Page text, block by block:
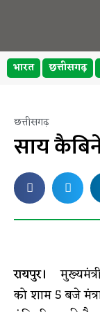
भारत छत्तीसगढ़
छत्तीसगढ़
साय
रायपुर।
को शाम 5 बजे